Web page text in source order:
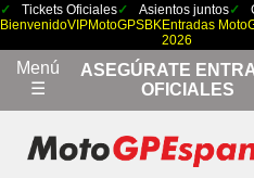
Tickets Oficiales Asientos juntos
BienvenidoVIPMotoGPSBKEntradas
2026
Menú
☰
ASEGÚRATE
OFICIALES